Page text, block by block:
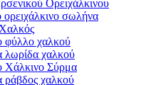
Ορειχάλκινου
ορειχάλκινο σωλήνα
φύλλο χαλκού
λωρίδα χαλκού
Χάλκινο Σύρμα
ράβδος χαλκού